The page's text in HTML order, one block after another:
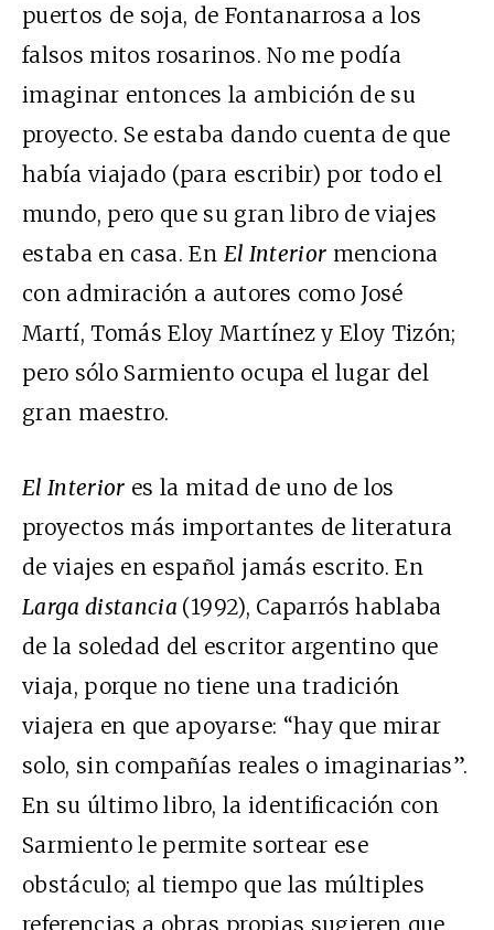
puertos de soja, de Fontanarrosa a los
falsos mitos rosarinos. No me podía
imaginar entonces la ambición de su
proyecto. Se estaba dando cuenta de que
había viajado (para escribir) por todo el
mundo, pero que su gran libro de viajes
estaba en casa. En El Interior menciona
con admiración a autores como José
Martí, Tomás Eloy Martínez y Eloy Tizón;
pero sólo Sarmiento ocupa el lugar del
gran maestro.
El Interior es la mitad de uno de los
proyectos más importantes de literatura
de viajes en español jamás escrito. En
Larga distancia (1992), Caparrós hablaba
de la soledad del escritor argentino que
viaja, porque no tiene una tradición
viajera en que apoyarse: “hay que mirar
solo, sin compañías reales o imaginarias”.
En su último libro, la identificación con
Sarmiento le permite sortear ese
obstáculo; al tiempo que las múltiples
referencias a obras propias sugieren que,